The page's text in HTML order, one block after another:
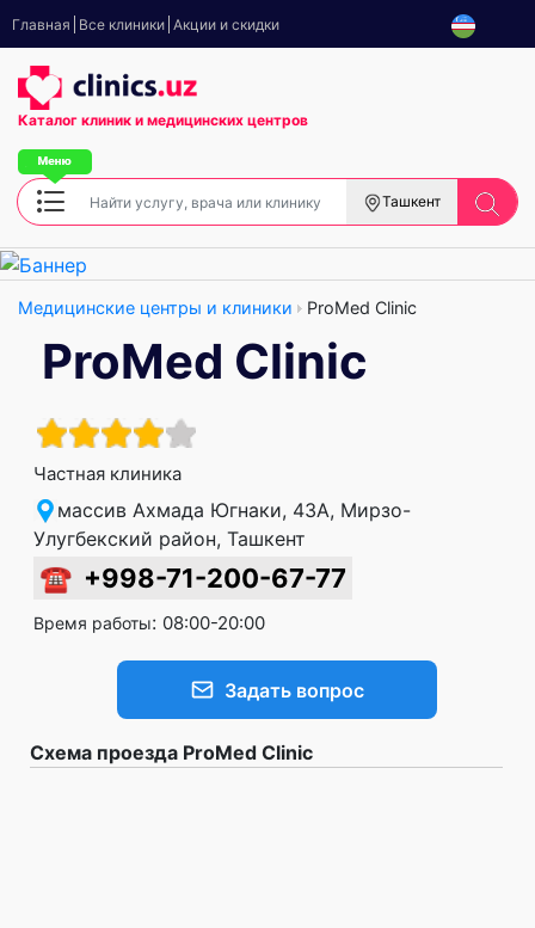
Главная Все клиники Акции и скидки
Каталог клиник и медицинских центров
Ташкент
Медицинские центры и клиники ProMed Clinic
ProMed Clinic
Частная клиника
массив Ахмада Югнаки, 43А, Мирзо-
Улугбекский район, Ташкент
☎ +998-71-200-67-77
Время работы: 08:00-20:00
Задать вопрос
Схема проезда ProMed Clinic